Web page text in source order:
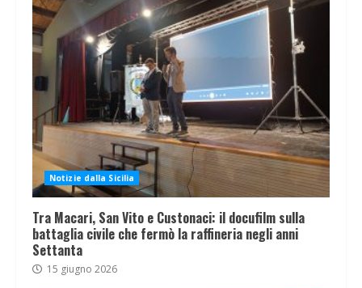
Notizie dalla Sicilia
Tra Macari, San Vito e Custonaci: il docufilm sulla
battaglia civile che fermò la raffineria negli anni
Settanta
15 giugno 2026